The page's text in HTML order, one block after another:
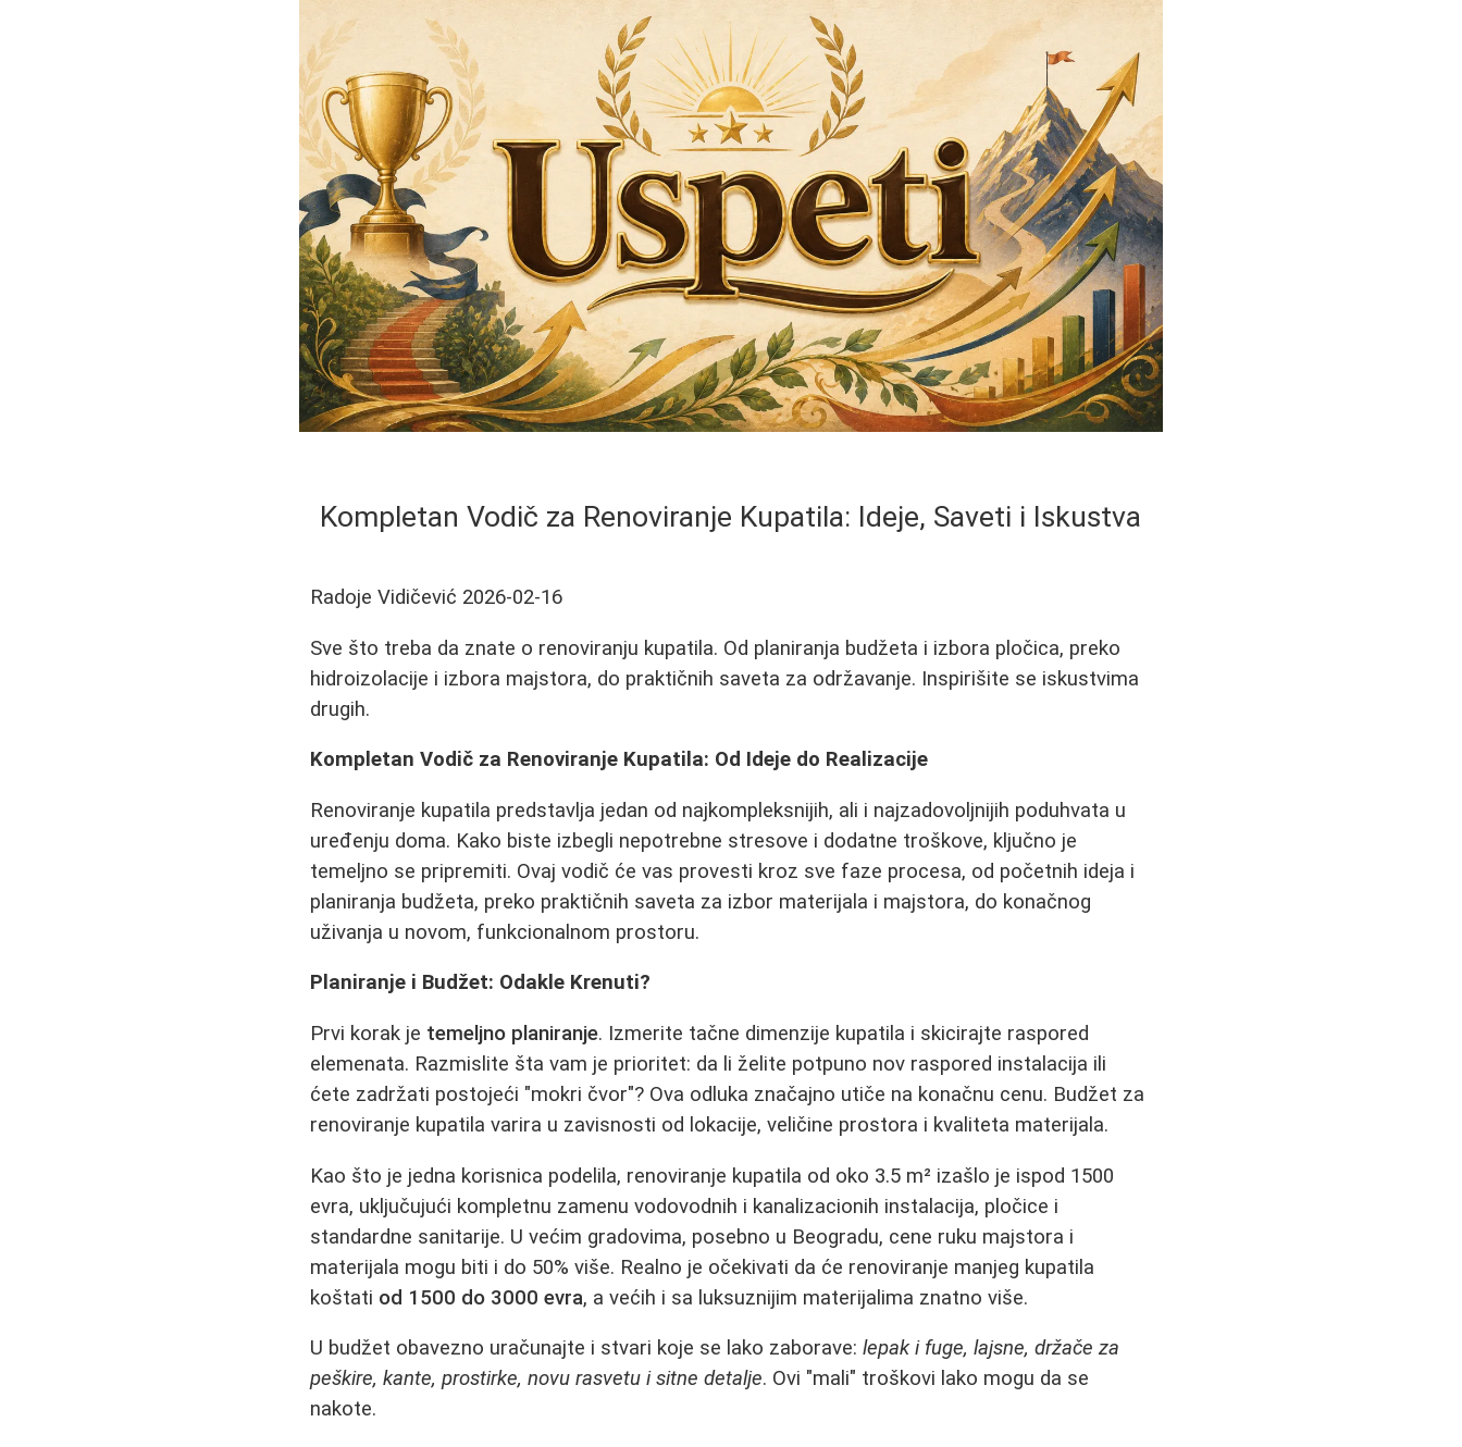
Kompletan Vodič za Renoviranje Kupatila: Ideje, Saveti i Iskustva
Radoje Vidičević 2026-02-16
Sve što treba da znate o renoviranju kupatila. Od planiranja budžeta i izbora pločica, preko
hidroizolacije i izbora majstora, do praktičnih saveta za održavanje. Inspirišite se iskustvima
drugih.
Kompletan Vodič za Renoviranje Kupatila: Od Ideje do Realizacije
Renoviranje kupatila predstavlja jedan od najkompleksnijih, ali i najzadovoljnijih poduhvata u
uređenju doma. Kako biste izbegli nepotrebne stresove i dodatne troškove, ključno je
temeljno se pripremiti. Ovaj vodič će vas provesti kroz sve faze procesa, od početnih ideja i
planiranja budžeta, preko praktičnih saveta za izbor materijala i majstora, do konačnog
uživanja u novom, funkcionalnom prostoru.
Planiranje i Budžet: Odakle Krenuti?
Prvi korak je temeljno planiranje. Izmerite tačne dimenzije kupatila i skicirajte raspored
elemenata. Razmislite šta vam je prioritet: da li želite potpuno nov raspored instalacija ili
ćete zadržati postojeći "mokri čvor"? Ova odluka značajno utiče na konačnu cenu. Budžet za
renoviranje kupatila varira u zavisnosti od lokacije, veličine prostora i kvaliteta materijala.
Kao što je jedna korisnica podelila, renoviranje kupatila od oko 3.5 m² izašlo je ispod 1500
evra, uključujući kompletnu zamenu vodovodnih i kanalizacionih instalacija, pločice i
standardne sanitarije. U većim gradovima, posebno u Beogradu, cene ruku majstora i
materijala mogu biti i do 50% više. Realno je očekivati da će renoviranje manjeg kupatila
koštati od 1500 do 3000 evra, a većih i sa luksuznijim materijalima znatno više.
U budžet obavezno uračunajte i stvari koje se lako zaborave:lepak i fuge, lajsne, držače za
peškire, kante, prostirke, novu rasvetu i sitne detalje. Ovi "mali" troškovi lako mogu da se
nakote.